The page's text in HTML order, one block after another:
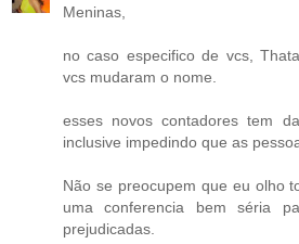
Meninas,
no caso especifico de vcs,
vcs mudaram o nome.
esses novos contadores tem
inclusive impedindo que as
Não se preocupem que eu olho
uma conferencia bem séria
prejudicadas.